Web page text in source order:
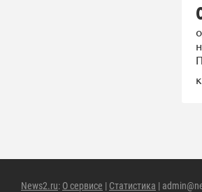
News2.ru: О сервисе | Статистика |